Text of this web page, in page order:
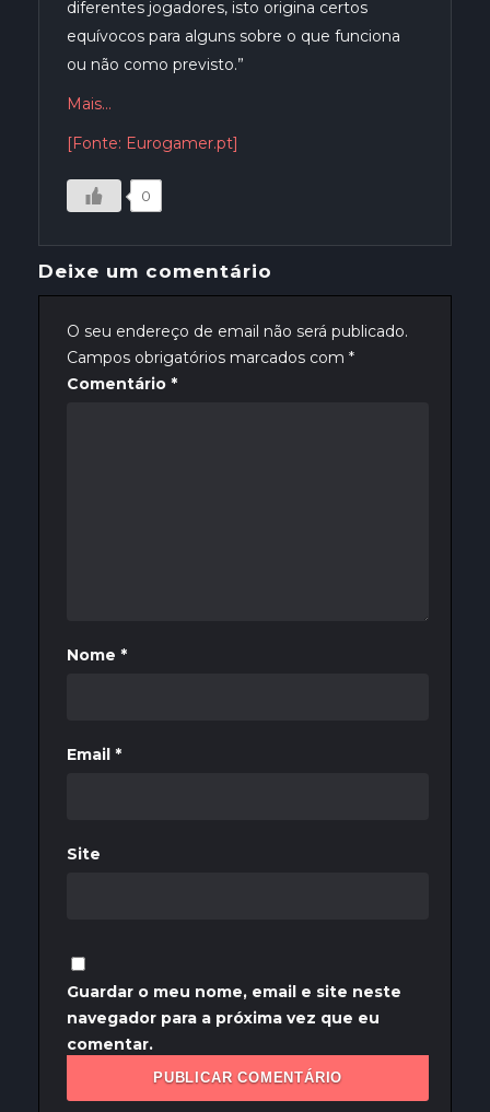
diferentes jogadores, isto origina certos
equívocos para alguns sobre o que funciona
ou não como previsto.”
Mais…
[Fonte: Eurogamer.pt]
0
Deixe um comentário
O seu endereço de email não será publicado.
Campos obrigatórios marcados com *
Comentário *
Nome *
Email *
Site
Guardar o meu nome, email e site neste
navegador para a próxima vez que eu
comentar.